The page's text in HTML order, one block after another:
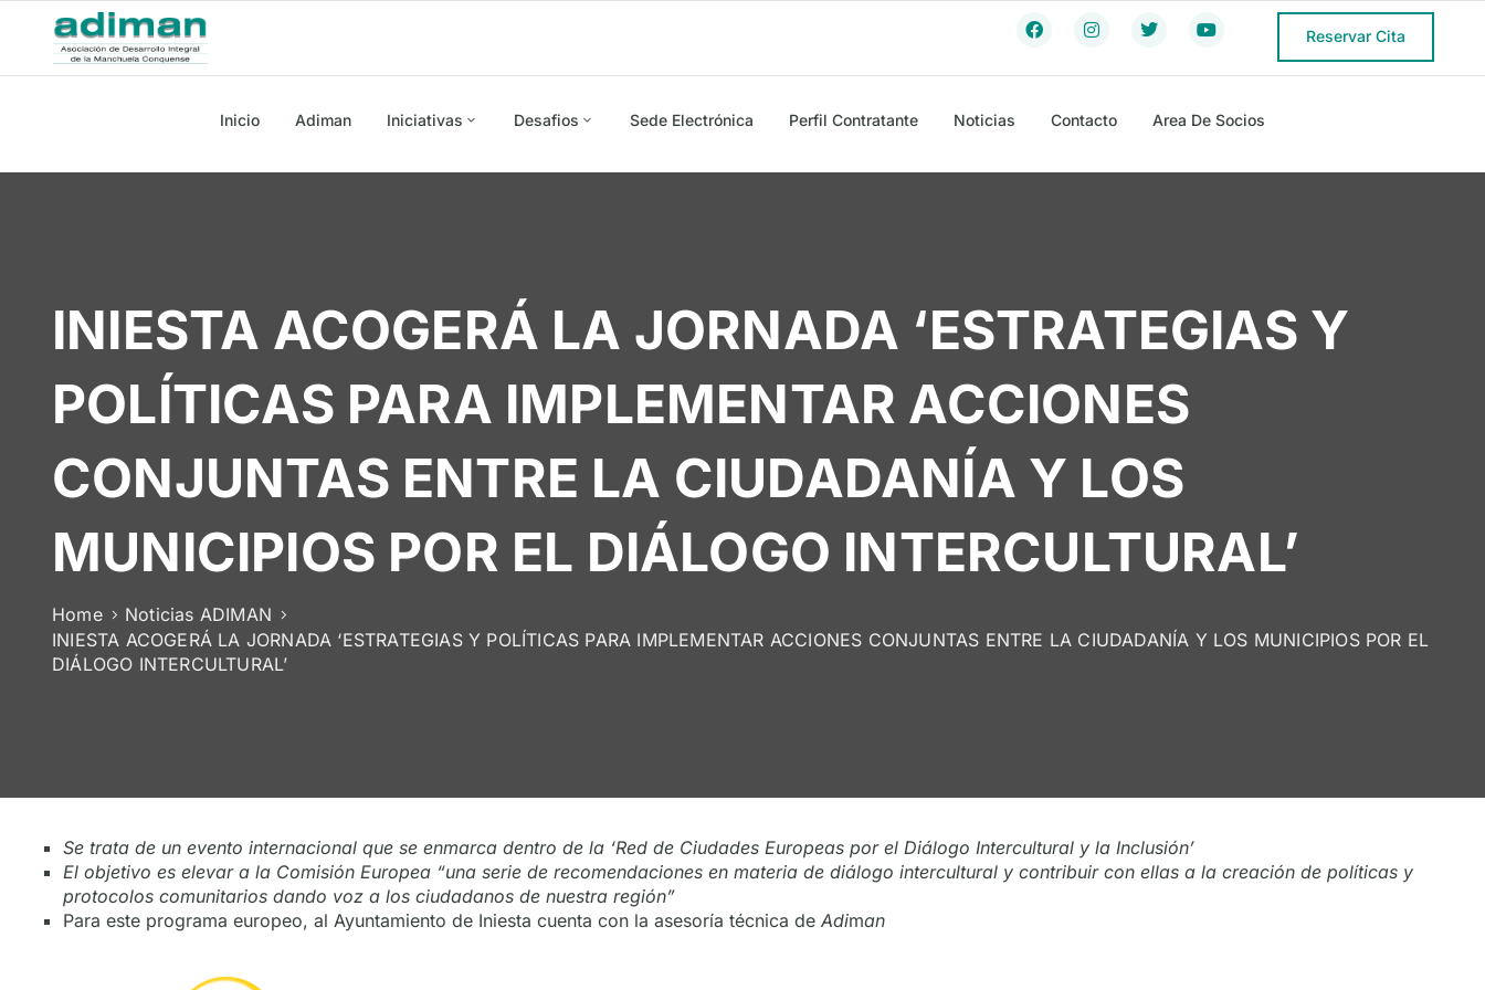
Reservar Cita
Inicio Adiman Iniciativas Desafios Sede Electrónica Perfil Contratante Noticias Contacto Area De Socios
INIESTA ACOGERÁ LA JORNADA ‘ESTRATEGIAS Y
POLÍTICAS PARA IMPLEMENTAR ACCIONES
CONJUNTAS ENTRE LA CIUDADANÍA Y LOS
MUNICIPIOS POR EL DIÁLOGO INTERCULTURAL’
Home
Noticias ADIMAN
INIESTA ACOGERÁ LA JORNADA ‘ESTRATEGIAS Y POLÍTICAS PARA IMPLEMENTAR ACCIONES CONJUNTAS ENTRE LA CIUDADANÍA Y LOS MUNICIPIOS POR EL
DIÁLOGO INTERCULTURAL’
Se trata de un evento internacional que se enmarca dentro de la ‘Red de Ciudades Europeas por el Diálogo Intercultural y la Inclusión’
El objetivo es elevar a la Comisión Europea “una serie de recomendaciones en materia de diálogo intercultural y contribuir con ellas a la creación de políticas y
protocolos comunitarios dando voz a los ciudadanos de nuestra región”
Para este programa europeo, al Ayuntamiento de Iniesta cuenta con la asesoría técnica de Adiman